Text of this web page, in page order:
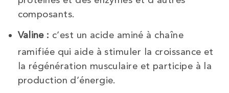
composants.
Valine : c’est un acide aminé à chaîne
ramifiée qui aide à stimuler la croissance et
la régénération musculaire et participe à la
production d’énergie.